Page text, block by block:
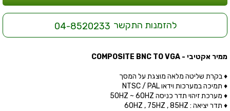
להזמנות התקשר 04-8520233
ממיר אקטיבי - COMPOSITE BNC TO VGA
♦ בקרת שליטה מלאה מוצגת על המסך
♦ תמיכה במערכות וידאו NTSC / PAL
♦ מערכת זיהוי תדר כניסה 50HZ ~ 60HZ
♦ תדר יציאה : 60HZ , 75HZ , 85HZ